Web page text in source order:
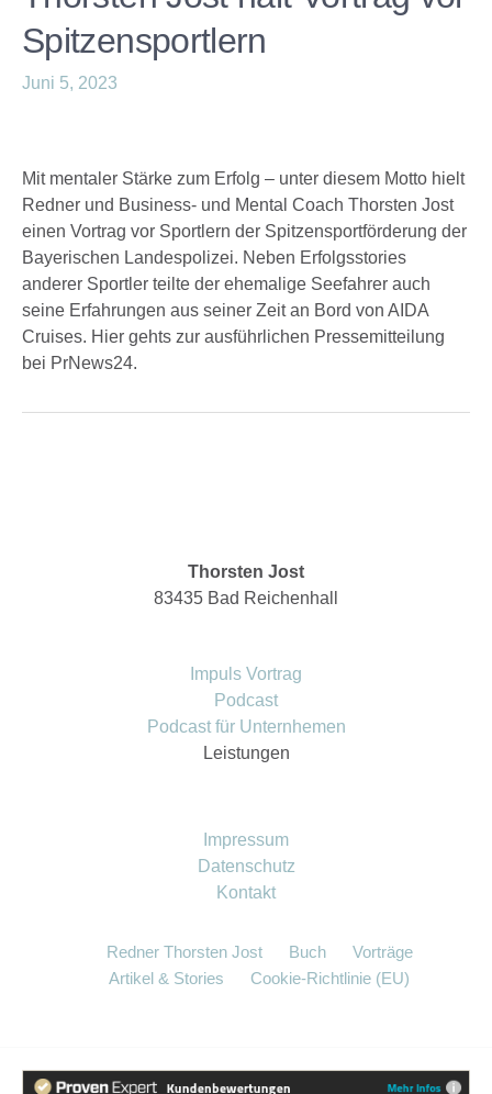
Spitzensportlern
Juni 5, 2023
Mit mentaler Stärke zum Erfolg – unter diesem Motto hielt
Redner und Business- und Mental Coach Thorsten Jost
einen Vortrag vor Sportlern der Spitzensportförderung der
Bayerischen Landespolizei. Neben Erfolgsstories
anderer Sportler teilte der ehemalige Seefahrer auch
seine Erfahrungen aus seiner Zeit an Bord von AIDA
Cruises. Hier gehts zur ausführlichen Pressemitteilung
bei PrNews24.
Thorsten Jost
83435 Bad Reichenhall
Impuls Vortrag
Podcast
Podcast für Unternhemen
Leistungen
Impressum
Datenschutz
Kontakt
Redner Thorsten Jost Buch
Vorträge
Artikel & Stories
Cookie-Richtlinie (EU)